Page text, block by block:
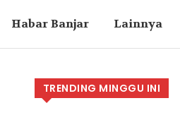
Habar Banjar Lainnya
TRENDING MINGGU INI